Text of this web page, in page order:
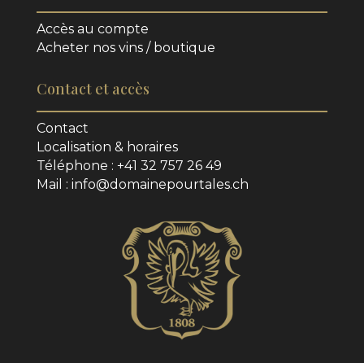
Accès au compte
Acheter nos vins / boutique
Contact et accès
Contact
Localisation & horaires
Téléphone : +41 32 757 26 49
Mail : info@domainepourtales.ch